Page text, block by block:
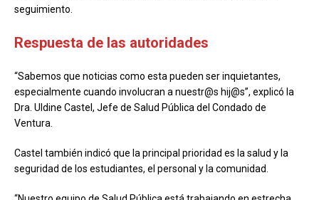
seguimiento.
Respuesta de las autoridades
“Sabemos que noticias como esta pueden ser inquietantes,
especialmente cuando involucran a nuestr@s hij@s”, explicó la
Dra. Uldine Castel, Jefe de Salud Pública del Condado de
Ventura.
Castel también indicó que la principal prioridad es la salud y la
seguridad de los estudiantes, el personal y la comunidad.